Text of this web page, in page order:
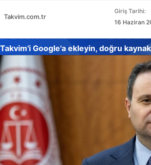
Takvim.com.tr
Giriş Tarihi:
16 Haziran
Takvim'i Google'a ekleyin, doğru